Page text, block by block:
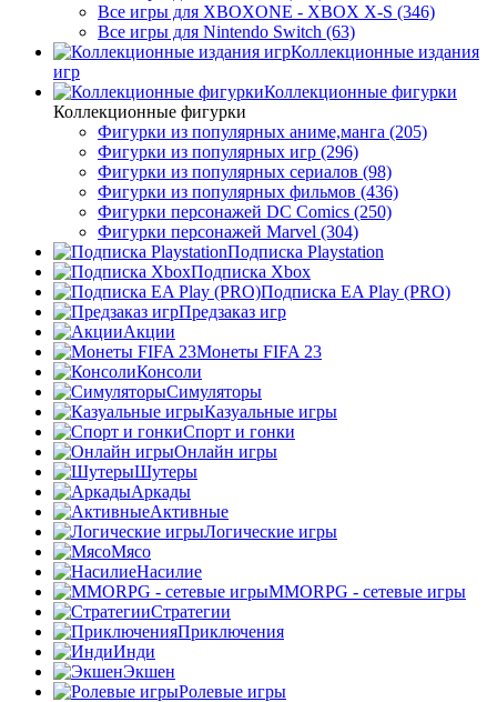
Все игры для XBOXONE - XBOX X-S (346)
Все игры для Nintendo Switch (63)
Коллекционные издания
игр
Коллекционные фигурки
Коллекционные фигурки
Фигурки из популярных аниме,манга (205)
Фигурки из популярных игр (296)
Фигурки из популярных сериалов (98)
Фигурки из популярных фильмов (436)
Фигурки персонажей DC Comics (250)
Фигурки персонажей Marvel (304)
Подписка Playstation
Подписка Xbox
Подписка EA Play (PRO)
Предзаказ игр
Акции
Монеты FIFA 23
Консоли
Симуляторы
Казуальные игры
Спорт и гонки
Онлайн игры
Шутеры
Аркады
Активные
Логические игры
Мясо
Насилие
MMORPG - сетевые игры
Стратегии
Приключения
Инди
Экшен
Ролевые игры